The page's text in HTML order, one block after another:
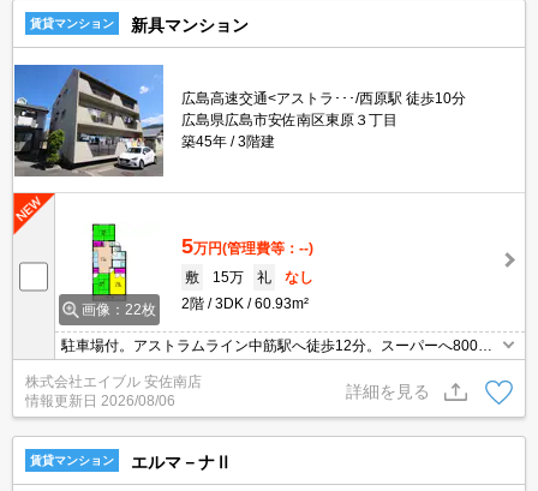
賃貸マンション 新具マンション
広島高速交通<アストラ･･･/西原駅 徒歩10分
広島県広島市安佐南区東原３丁目
築45年
3階建
画像：22枚
5万円(管理費等：--)
敷
15万 礼
なし
2階
3DK 60.93m²
駐車場付。アストラムライン中筋駅へ徒歩12分。スーパーへ800
m。ローソンへ850m。セブンイレブンへ750m。銀行へ950m。ア
ストラムライン西原駅へ徒歩950分。ドラッグストアへ1,100m。
株式会社エイブル 安佐南店
情報更新日 2026/08/06
詳細を見る
賃貸マンション エルマ－ナⅡ